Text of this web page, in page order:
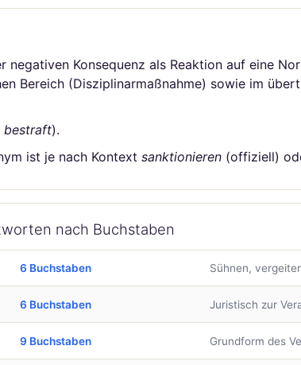
negativen Konsequenz als Reaktion auf eine
Bereich (Disziplinarmaßnahme) sowie im
bestraft).
ist je nach Kontext sanktionieren (offiziell)
nach Buchstaben
6 Buchstaben Sühnen,
6 Buchstaben Juristisch zur
9 Buchstaben Grundform des